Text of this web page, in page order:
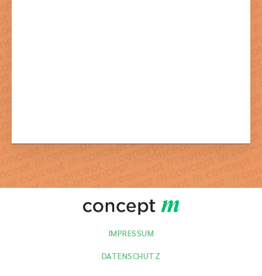
IMPRESSUM
DATENSCHUTZ